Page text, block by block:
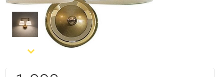
Мебель